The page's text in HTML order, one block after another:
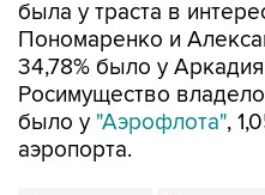
была у траста в
Пономаренко и
34,78% было у
Росимущество
было у "Аэрофлота",
аэропорта.